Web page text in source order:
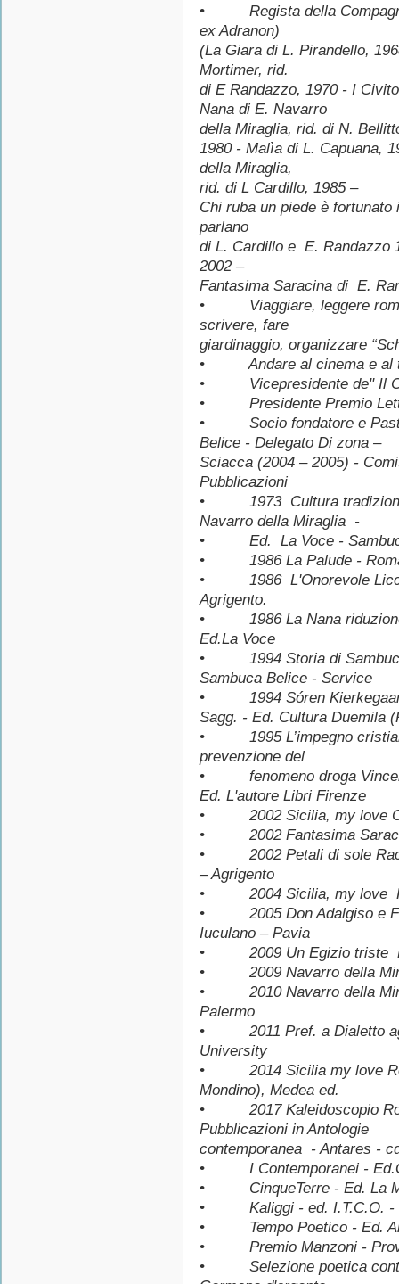
• Regista della Compagnia
ex Adranon)
(La Giara di L. Pirandello,
Mortimer, rid.
di E Randazzo, 1970 - I
Nana di E. Navarro
della Miraglia, rid. di N.
1980 - Malìa di L. Capuana,
della Miraglia,
rid. di L Cardillo, 1985 –
Chi ruba un piede è
parlano
di L. Cardillo e E. Randazzo
2002 –
Fantasima Saracina di E.
• Viaggiare, leggere
scrivere, fare
giardinaggio, organizzare
• Andare al cinema e al
• Vicepresidente de" Il
• Presidente Premio
• Socio fondatore e Past
Belice - Delegato Di zona –
Sciacca (2004 – 2005) -
Pubblicazioni
• 1973 Cultura
Navarro della Miraglia -
• Ed. La Voce -
• 1986 La Palude -
• 1986 L'Onorevole
Agrigento.
• 1986 La Nana riduzione
Ed.La Voce
• 1994 Storia di Sambuca
Sambuca Belice - Service
• 1994 Sóren Kierkegaard
Sagg. - Ed. Cultura Duemila
• 1995 L’impegno
prevenzione del
• fenomeno droga
Ed. L'autore Libri Firenze
• 2002 Sicilia, my love
• 2002 Fantasima
• 2002 Petali di sole
– Agrigento
• 2004 Sicilia, my love
• 2005 Don Adalgiso e
Iuculano – Pavia
• 2009 Un Egizio triste
• 2009 Navarro della
• 2010 Navarro della
Palermo
• 2011 Pref. a Dialetto
University
• 2014 Sicilia my love
Mondino), Medea ed.
• 2017 Kaleidoscopio
Pubblicazioni in
contemporanea - Antares -
• I Contemporanei -
• CinqueTerre - Ed. La
• Kaliggi - ed. I.T.C.O. -
• Tempo Poetico - Ed.
• Premio Manzoni -
• Selezione poetica